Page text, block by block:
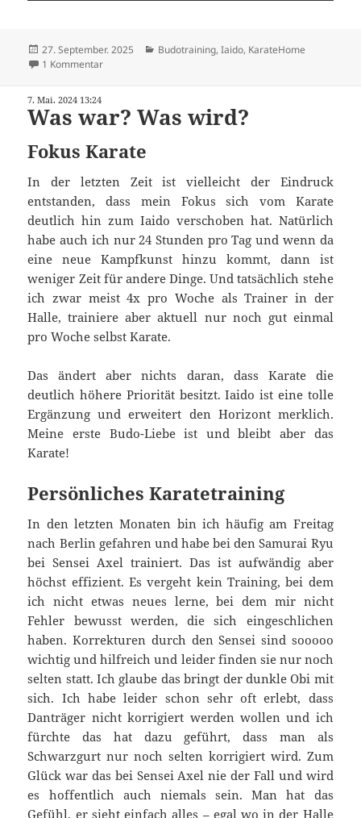
Veröffentlicht
am
27. September. 2025 Kategorien
Budotraining,Iaido, KarateHome
1 Kommentarzu 35 Jahre Dojo Daibutso Annaberg
7. Mai. 2024 13:24
Was war? Was wird?
Fokus Karate
In der letzten Zeit ist vielleicht der Eindruck
entstanden, dass mein Fokus sich vom Karate
deutlich hin zum Iaido verschoben hat. Natürlich
habe auch ich nur 24 Stunden pro Tag und wenn da
eine neue Kampfkunst hinzu kommt, dann ist
weniger Zeit für andere Dinge. Und tatsächlich stehe
ich zwar meist 4x pro Woche als Trainer in der
Halle, trainiere aber aktuell nur noch gut einmal
pro Woche selbst Karate.
Das ändert aber nichts daran, dass Karate die
deutlich höhere Priorität besitzt. Iaido ist eine tolle
Ergänzung und erweitert den Horizont merklich.
Meine erste Budo-Liebe ist und bleibt aber das
Karate!
Persönliches Karatetraining
In den letzten Monaten bin ich häufig am Freitag
nach Berlin gefahren und habe bei den Samurai Ryu
bei Sensei Axel trainiert. Das ist aufwändig aber
höchst effizient. Es vergeht kein Training, bei dem
ich nicht etwas neues lerne, bei dem mir nicht
Fehler bewusst werden, die sich eingeschlichen
haben. Korrekturen durch den Sensei sind sooooo
wichtig und hilfreich und leider finden sie nur noch
selten statt. Ich glaube das bringt der dunkle Obi mit
sich. Ich habe leider schon sehr oft erlebt, dass
Danträger nicht korrigiert werden wollen und ich
fürchte das hat dazu geführt, dass man als
Schwarzgurt nur noch selten korrigiert wird. Zum
Glück war das bei Sensei Axel nie der Fall und wird
es hoffentlich auch niemals sein. Man hat das
Gefühl, er sieht einfach alles – egal wo in der Halle